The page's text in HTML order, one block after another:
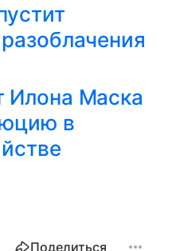
Илона Маска
в
Поделиться